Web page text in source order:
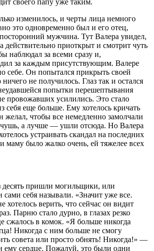
своего папу уже таким.
изменилось, и черты лица немного
это одновременно был и его отец,
мужчина. Тут Валера увидел,
действительно приоткрыт и смотрит чуть
наблюдал за всеми сразу и,
за каждым присутствующим. Валере
себе. Он попытался прикрыть своей
ничего не получилось. Глаз так и остался
попытки перешептывания
провожавших усилились. Это стало
еще больше. Ему хотелось кричать
желал, чтобы все немедленно замолчали
чушь, а лучше — ушли отсюда. Но Валера
устраивать скандал на последних
маму было жалко очень, ей тяжелее всех
десять пришли могильщики, или
сами себя называли. «Значит уже все.
верить, что сейчас он видит
Парню стало дурно, в глазах резко
сжалось в комок. «Я больше никогда
Никогда с ним больше не смогу
совета или просто обнять! Никогда!» —
ему сердце. Пожалуй, это были одни